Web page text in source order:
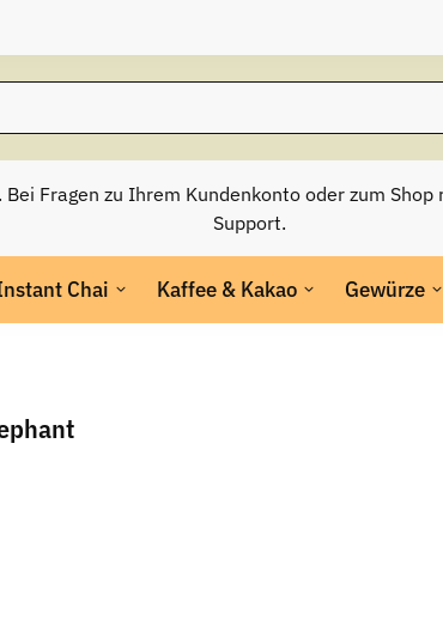
Fragen zu Ihrem Kundenkonto oder zum
Support.
Chai Kaffee & Kakao Gewürze